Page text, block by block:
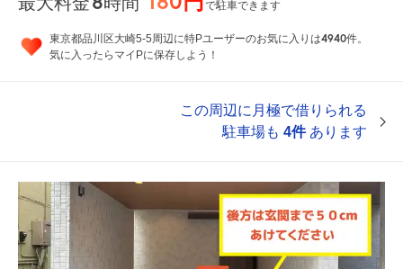
で駐車できます
東京都品川区大崎5-5周辺に特Pユーザーのお気に入りは4940件。
気に入ったらマイPに保存しよう！
この周辺に月極で借りられる
駐車場も 4件あります